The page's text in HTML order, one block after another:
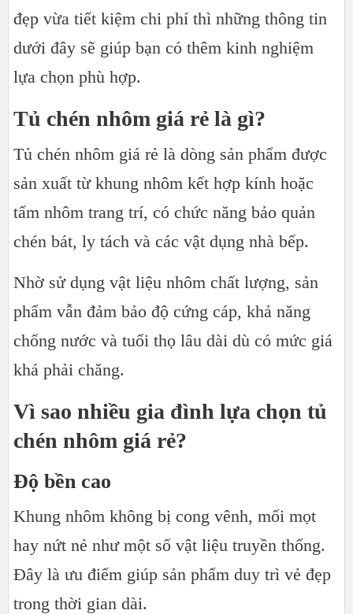
đẹp vừa tiết kiệm chi phí thì những thông tin
dưới đây sẽ giúp bạn có thêm kinh nghiệm
lựa chọn phù hợp.
Tủ chén nhôm giá rẻ là gì?
Tủ chén nhôm giá rẻ là dòng sản phẩm được
sản xuất từ khung nhôm kết hợp kính hoặc
tấm nhôm trang trí, có chức năng bảo quản
chén bát, ly tách và các vật dụng nhà bếp.
Nhờ sử dụng vật liệu nhôm chất lượng, sản
phẩm vẫn đảm bảo độ cứng cáp, khả năng
chống nước và tuổi thọ lâu dài dù có mức giá
khá phải chăng.
Vì sao nhiều gia đình lựa chọn tủ
chén nhôm giá rẻ?
Độ bền cao
Khung nhôm không bị cong vênh, mối mọt
hay nứt nẻ như một số vật liệu truyền thống.
Đây là ưu điểm giúp sản phẩm duy trì vẻ đẹp
trong thời gian dài.